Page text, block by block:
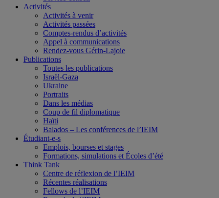
Activités
Activités à venir
Activités passées
Comptes-rendus d’activités
Appel à communications
Rendez-vous Gérin-Lajoie
Publications
Toutes les publications
Israël-Gaza
Ukraine
Portraits
Dans les médias
Coup de fil diplomatique
Haïti
Balados – Les conférences de l’IEIM
Étudiant-e-s
Emplois, bourses et stages
Formations, simulations et Écoles d’été
Think Tank
Centre de réflexion de l’IEIM
Récentes réalisations
Fellows de l’IEIM